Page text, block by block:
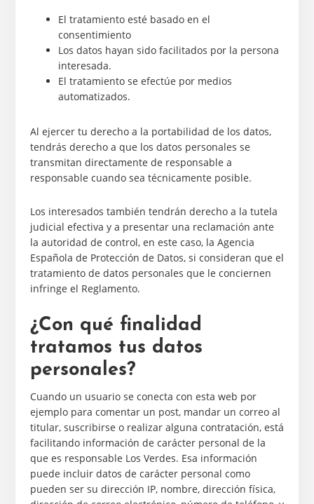
El tratamiento esté basado en el
consentimiento
Los datos hayan sido facilitados por la persona
interesada.
El tratamiento se efectúe por medios
automatizados.
Al ejercer tu derecho a la portabilidad de los datos,
tendrás derecho a que los datos personales se
transmitan directamente de responsable a
responsable cuando sea técnicamente posible.
Los interesados también tendrán derecho a la tutela
judicial efectiva y a presentar una reclamación ante
la autoridad de control, en este caso, la Agencia
Española de Protección de Datos, si consideran que el
tratamiento de datos personales que le conciernen
infringe el Reglamento.
¿Con qué finalidad
tratamos tus datos
personales?
Cuando un usuario se conecta con esta web por
ejemplo para comentar un post, mandar un correo al
titular, suscribirse o realizar alguna contratación, está
facilitando información de carácter personal de la
que es responsable Los Verdes. Esa información
puede incluir datos de carácter personal como
pueden ser su dirección IP, nombre, dirección física,